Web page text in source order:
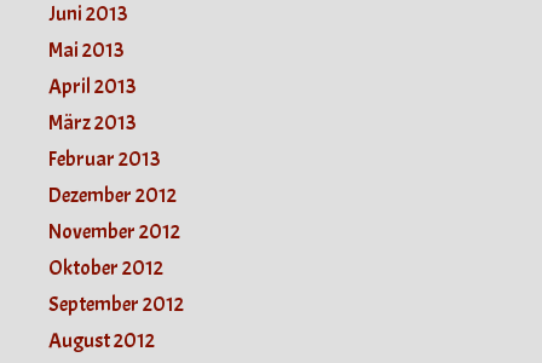
Juni 2013
Mai 2013
April 2013
März 2013
Februar 2013
Dezember 2012
November 2012
Oktober 2012
September 2012
August 2012